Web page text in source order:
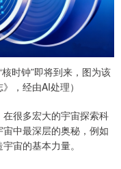
时钟”即将到来，图为该
，经由AI处理）
很多宏大的宇宙探索科
中最深层的奥秘，例如
宙的基本力量。